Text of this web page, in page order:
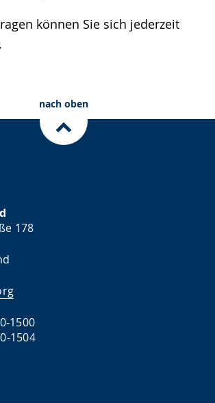
können Sie sich jederzeit
nach oben
178
1500
1504